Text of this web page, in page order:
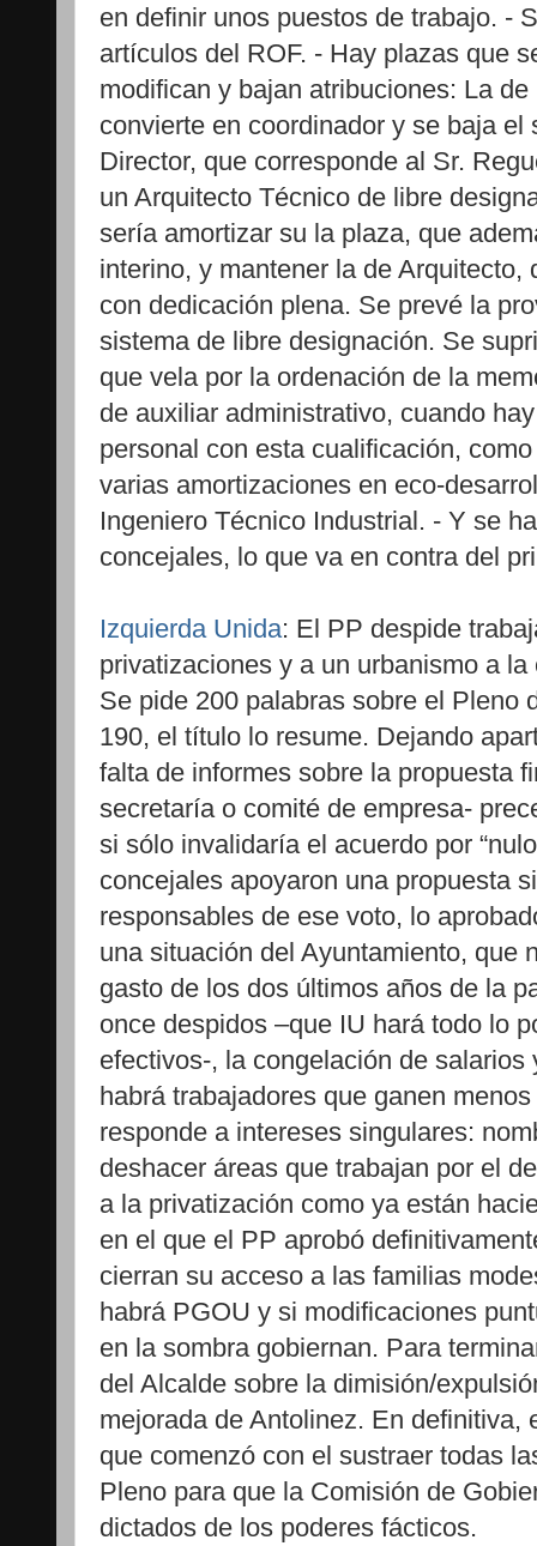
en definir unos puestos de trabajo. -
artículos del ROF. - Hay plazas que
modifican y bajan atribuciones: La
convierte en coordinador y se baja el
Director, que corresponde al Sr.
un Arquitecto Técnico de libre
sería amortizar su la plaza, que
interino, y mantener la de Arquitecto,
con dedicación plena. Se prevé la
sistema de libre designación. Se
que vela por la ordenación de la
de auxiliar administrativo, cuando
personal con esta cualificación,
varias amortizaciones en eco-
Ingeniero Técnico Industrial. - Y se
concejales, lo que va en contra del
Izquierda Unida: El PP despide
privatizaciones y a un urbanismo a la
Se pide 200 palabras sobre el Pleno
190, el título lo resume. Dejando
falta de informes sobre la propuesta
secretaría o comité de empresa-
si sólo invalidaría el acuerdo por
concejales apoyaron una propuesta
responsables de ese voto, lo
una situación del Ayuntamiento, que
gasto de los dos últimos años de la
once despidos –que IU hará todo lo
efectivos-, la congelación de
habrá trabajadores que ganen
responde a intereses singulares:
deshacer áreas que trabajan por el
a la privatización como ya están
en el que el PP aprobó
cierran su acceso a las familias
habrá PGOU y si modificaciones
en la sombra gobiernan. Para
del Alcalde sobre la dimisión/
mejorada de Antolinez. En definitiva,
que comenzó con el sustraer todas
Pleno para que la Comisión de
dictados de los poderes fácticos.